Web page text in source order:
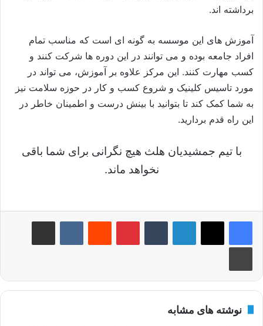
برداشته اند.
آموزش های این موسسه به گونه ای است که مناسب تمام
افراد جامعه بوده و می توانند در این دوره ها شرکت کنند و
کسب مهارت کنند. این مرکز علاوه بر آموزش، می تواند در
مورد تاسیس کلینیک و شروع کسب و کار در حوزه سلامت نیز
به شما کمک کند تا بتوانید با بینش درست و اطمینان خاطر در
این راه قدم بردارید.
با تیم جمشیدیان هلث هیچ نگرانی برای شما باقی
نخواهد ماند.
لینکدین ‫پین‌ترست ‫رددیت
چاپ
نوشته های مشابه